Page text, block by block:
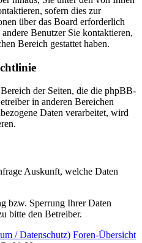
sofern dies zur
über das Board erforderlich
Benutzer Sie kontaktieren,
Bereich gestattet haben.
der Seiten, die die phpBB-
in anderen Bereichen
Daten verarbeitet, wird
Auskunft, welche Daten
bzw. Sperrung Ihrer Daten
bitte den Betreiber.
/ Datenschutz) Foren-Übersicht